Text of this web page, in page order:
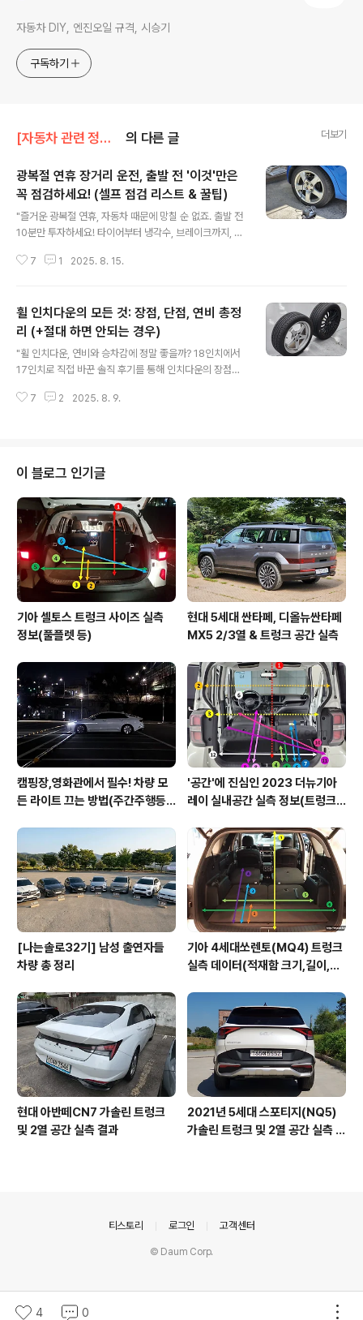
자동차 DIY, 엔진오일 규격, 시승기
구독하기
[자동차 관련 정보]/자동차 관련 정보 의 다른 글 더보기
광복절 연휴 장거리 운전, 출발 전 '이것'만은
꼭 점검하세요! (셀프 점검 리스트 & 꿀팁)
"즐거운 광복절 연휴, 자동차 때문에 망칠 순 없죠. 출발 전
10분만 투자하세요! 타이어부터 냉각수, 브레이크까지, 누
꿀팁을 총정리했습니다."안녕하세요, 새벽부터 글쓰고 있
떠날 계획을 세우고 계신가요? 설레는 마음으로 시동을 걸
기 전, 아주 잠깐만 시간을 내어 우리의 안전을 책임질 자동
차의 상태를 한번 확인해 보는 것은 어떨까요?복잡하고 어
려운 정비는 전문가에게 맡기더라도, 운전자가 출발 전 최
다. 오늘은 단 10분 투자로 연휴 내내 마음 편히 운전할 수
7 1 2025. 8. 15.
휠 인치다운의 모든 것: 장점, 단점, 연비 총정
리 (+절대 하면 안되는 경우)
"휠 인치다운, 연비와 승차감에 정말 좋을까? 18인치에서
17인치로 직접 바꾼 솔직 후기를 통해 인치다운의 장점과
지 총정리했습니다."안녕하세요! 마이라이드입니다.자동차
까지 제대로 파헤쳐 보려고 합니다."인치다운 하면 연비가
좋아진다던데?", "승차감이 정말 개선될까?" 와 같은 궁금
증부터, 제가 직접 18인치 순정 휠(+써머타이어)에서 17
인치 경량 단조 휠(+사계절타이어)로 바꾼 솔직한 후기까
지 모두 담았습니다.이 글 하나로 '휠 인치다운'에 대한 모
든 궁금증을 해결해..
7 2 2025. 8. 9.
이 블로그 인기글
기아 셀토스 트렁크 사이즈 실측
정보(풀플렛 등)
현대 5세대 싼타페, 디올뉴싼타페
MX5 2/3열 & 트렁크 공간 실측
캠핑장,영화관에서 필수! 차량 모
든 라이트 끄는 방법(주간주행등D
'공간'에 진심인 2023 더뉴기아
레이 실내공간 실측 정보(트렁크,
[나는솔로32기] 남성 출연자들
차량 총 정리
기아 4세대쏘렌토(MQ4) 트렁크
실측 데이터(적재함 크기,길이,높
현대 아반떼CN7 가솔린 트렁크
및 2열 공간 실측 결과
2021년 5세대 스포티지(NQ5)
가솔린 트렁크 및 2열 공간 실측 결
4 0
티스토리 로그인 고객센터
© Daum Corp.